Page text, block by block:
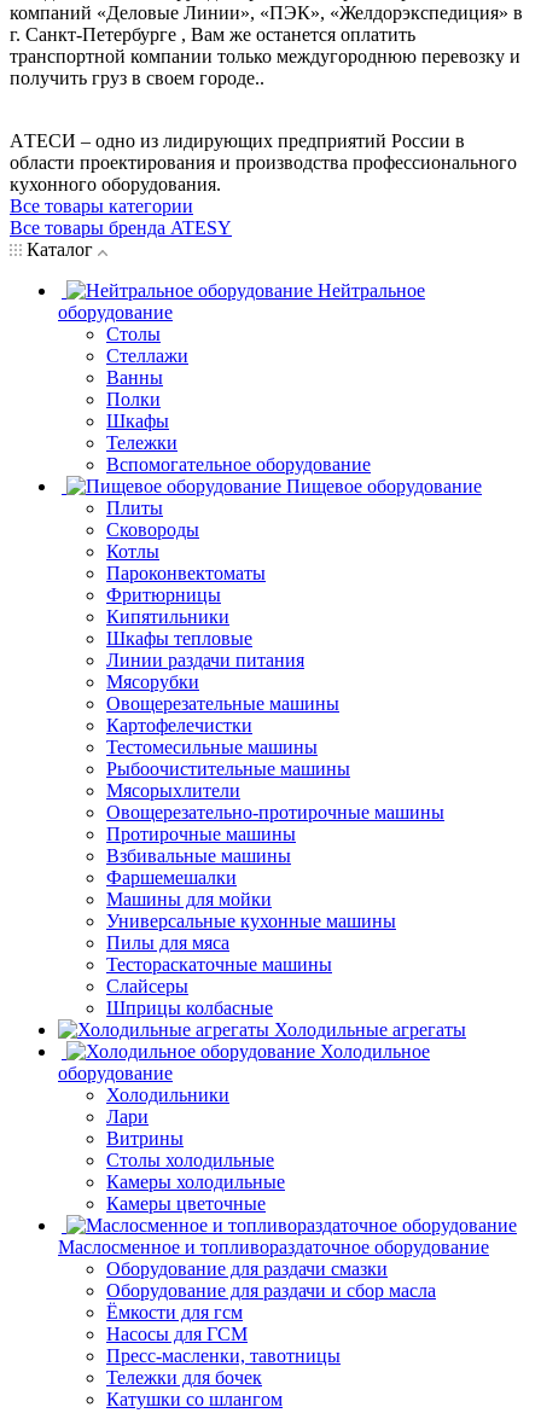
компаний «Деловые Линии», «ПЭК», «Желдорэкспедиция» в
г. Санкт-Петербурге , Вам же останется оплатить
транспортной компании только междугороднюю перевозку и
получить груз в своем городе..
AТЕСИ – одно из лидирующих предприятий России в
области проектирования и производства профессионального
кухонного оборудования.
Все товары категории
Все товары бренда ATESY
Каталог
Нейтральное
оборудование
Столы
Стеллажи
Ванны
Полки
Шкафы
Тележки
Вспомогательное оборудование
Пищевое оборудование
Плиты
Сковороды
Котлы
Пароконвектоматы
Фритюрницы
Кипятильники
Шкафы тепловые
Линии раздачи питания
Мясорубки
Овощерезательные машины
Картофелечистки
Тестомесильные машины
Рыбоочистительные машины
Мясорыхлители
Овощерезательно-протирочные машины
Протирочные машины
Взбивальные машины
Фаршемешалки
Машины для мойки
Универсальные кухонные машины
Пилы для мяса
Тестораскаточные машины
Слайсеры
Шприцы колбасные
Холодильные агрегаты
Холодильное
оборудование
Холодильники
Лари
Витрины
Столы холодильные
Камеры холодильные
Камеры цветочные
Маслосменное и топливораздаточное оборудование
Оборудование для раздачи смазки
Оборудование для раздачи и сбор масла
Ёмкости для гсм
Насосы для ГСМ
Пресс-масленки, тавотницы
Тележки для бочек
Катушки со шлангом